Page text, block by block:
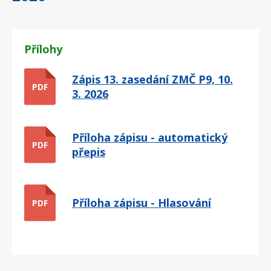
Přílohy
PDF
Zápis 13. zasedání ZMČ P9, 10.
3. 2026
PDF
Příloha zápisu - automatický
přepis
PDF Příloha zápisu - Hlasování